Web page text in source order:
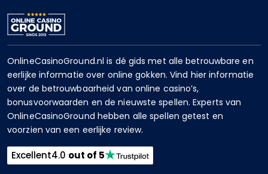
OnlineCasinoGround.nl is dé gids met alle betrouwbare en
eerlijke informatie over online gokken. Vind hier informatie
over de betrouwbaarheid van online casino’s,
bonusvoorwaarden en de nieuwste spellen. Experts van
OnlineCasinoGround hebben alle spellen getest en
voorzien van een eerlijke review.
Excellent4.0 out of 5